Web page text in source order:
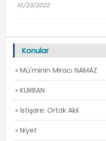
10/23/2022
Konular
» Mü'minin Miracı NAMAZ
» KURBAN
» İstişare: Ortak Akıl
» Niyet